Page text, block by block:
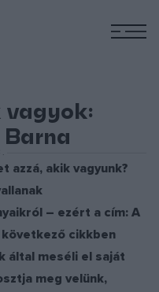
vagyok:
azzá, akik vagyunk?
– ezért a cím: A
következő cikkben
által meséli el saját
meg velünk,